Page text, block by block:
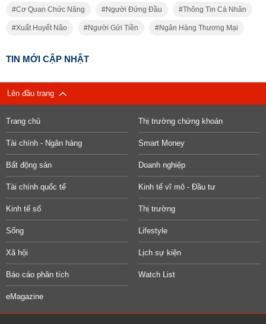
Cơ Quan Chức Năng Người Đứng Đầu Thông Tin Cá Nhân
Xuất Huyết Não Người Gửi Tiền Ngân Hàng Thương Mại
TIN MỚI CẬP NHẬT
Lên đầu trang
Trang chủ Thị trường chứng khoán
Tài chính - Ngân hàng Smart Money
Bất động sản Doanh nghiệp
Tài chính quốc tế Kinh tế vĩ mô - Đầu tư
Kinh tế số Thị trường
Sống Lifestyle
Xã hội Lịch sự kiện
Báo cáo phân tích Watch List
eMagazine